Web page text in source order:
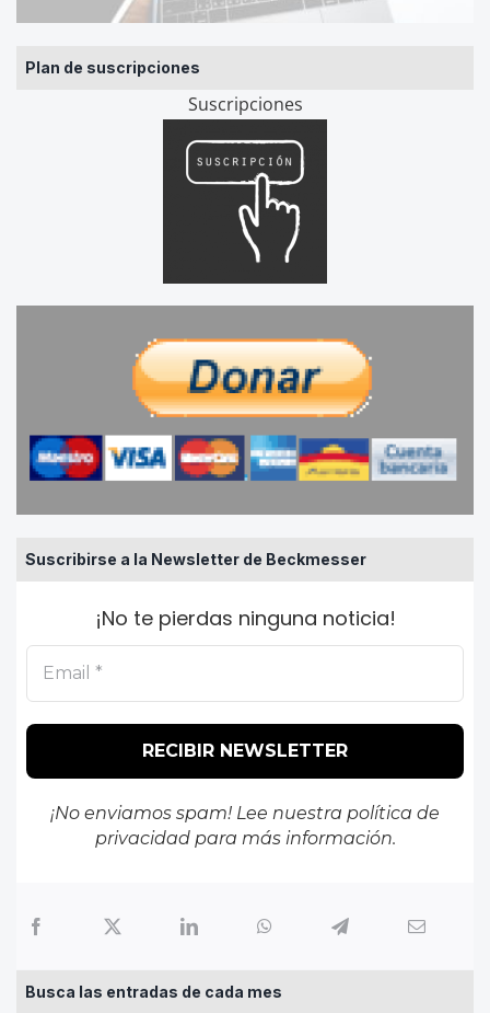
Plan de suscripciones
Suscripciones
Suscribirse a la Newsletter de Beckmesser
¡No te pierdas ninguna noticia!
¡No enviamos spam! Lee nuestra política de
privacidadpara más información.
Busca las entradas de cada mes